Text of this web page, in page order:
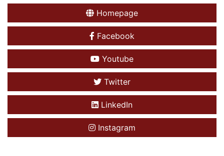
Homepage
Facebook
Youtube
Twitter
LinkedIn
Instagram